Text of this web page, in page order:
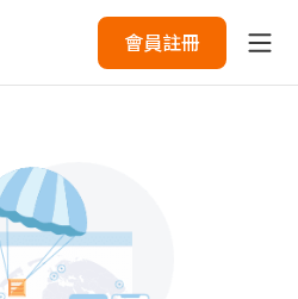
會員註冊